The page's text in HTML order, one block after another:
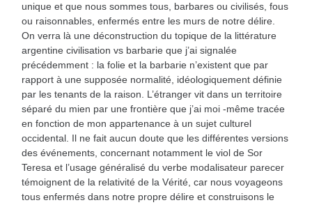
unique et que nous sommes tous, barbares ou civilisés, fous
ou raisonnables, enfermés entre les murs de notre délire.
On verra là une déconstruction du topique de la littérature
argentine civilisation vs barbarie que j’ai signalée
précédemment : la folie et la barbarie n’existent que par
rapport à une supposée normalité, idéologiquement définie
par les tenants de la raison. L’étranger vit dans un territoire
séparé du mien par une frontière que j’ai moi -même tracée
en fonction de mon appartenance à un sujet culturel
occidental. Il ne fait aucun doute que les différentes versions
des événements, concernant notamment le viol de Sor
Teresa et l’usage généralisé du verbe modalisateur parecer
témoignent de la relativité de la Vérité, car nous voyageons
tous enfermés dans notre propre délire et construisons le